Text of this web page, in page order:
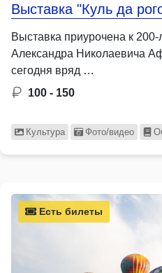
Выставка "Куль да
Выставка приурочена к
Александра Николаевича
сегодня вряд …
100 - 150
Культура Фото/видео
Есть билеты